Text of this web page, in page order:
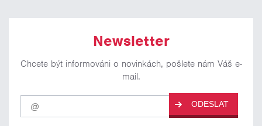
Newsletter
Chcete být informováni o novinkách, pošlete nám Váš e-
mail.
Pro
odběr
našich
ODESLAT